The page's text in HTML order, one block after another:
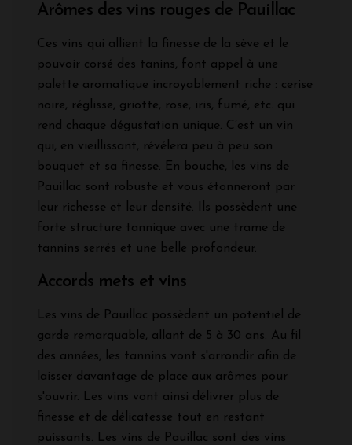
Arômes des vins rouges de Pauillac
Ces vins qui allient la finesse de la sève et le
pouvoir corsé des tanins, font appel à une
palette aromatique incroyablement riche : cerise
noire, réglisse, griotte, rose, iris, fumé, etc. qui
rend chaque dégustation unique. C’est un vin
qui, en vieillissant, révélera peu à peu son
bouquet et sa finesse. En bouche, les vins de
Pauillac sont robuste et vous étonneront par
leur richesse et leur densité. Ils possèdent une
forte structure tannique avec une trame de
tannins serrés et une belle profondeur.
Accords mets et vins
Les vins de Pauillac possèdent un potentiel de
garde remarquable, allant de 5 à 30 ans. Au fil
des années, les tannins vont s'arrondir afin de
laisser davantage de place aux arômes pour
s'ouvrir. Les vins vont ainsi délivrer plus de
finesse et de délicatesse tout en restant
puissants. Les vins de Pauillac sont des vins